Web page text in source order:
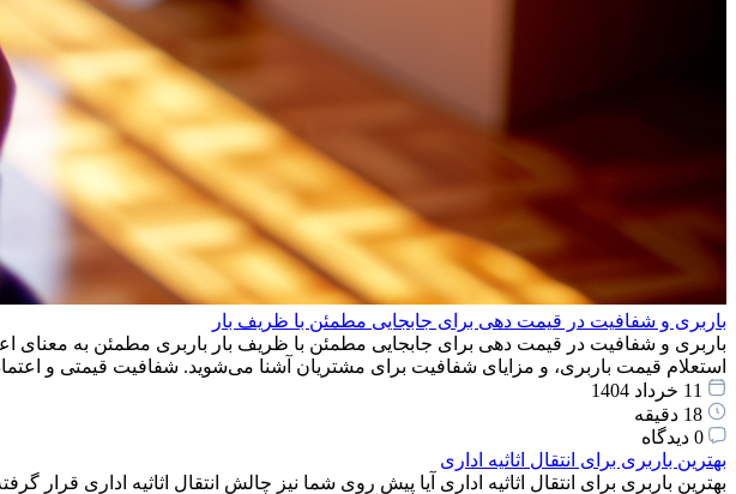
باربری و شفافیت در قیمت دهی برای جابجایی مطمئن با ظریف بار
باربری و شفافیت در قیمت دهی برای جابجایی مطمئن با ظریف بار باربری مطمئن به معنای
استعلام قیمت باربری، و مزایای شفافیت برای مشتریان آشنا می‌شوید. شفافیت قیمتی و
11 خرداد 1404
18 دقیقه
0 دیدگاه
بهترین باربری برای انتقال اثاثیه اداری
بهترین باربری برای انتقال اثاثیه اداری آیا پیش روی شما نیز چالش انتقال اثاثیه اداری